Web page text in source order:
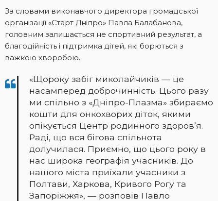
За словами виконавчого директора громадської
організації «Старт Дніпро» Павла Балабанова,
головним залишається не спортивний результат, а
благодійність і підтримка дітей, які борються з
важкою хворобою.
«Щороку забіг миколайчиків — це
насамперед доброчинність. Цього разу
ми спільно з «Дніпро-Плазма» збираємо
кошти для онкохворих діток, якими
опікується Центр родинного здоров’я.
Раді, що вся бігова спільнота
долучилася. Приємно, що цього року в
нас широка географія учасників. До
нашого міста приїхали учасники з
Полтави, Харкова, Кривого Рогу та
Запоріжжя», — розповів Павло